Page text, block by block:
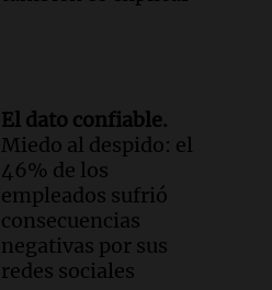
El dato confiable.
Miedo al despido: el
46% de los
empleados sufrió
consecuencias
negativas por sus
redes sociales